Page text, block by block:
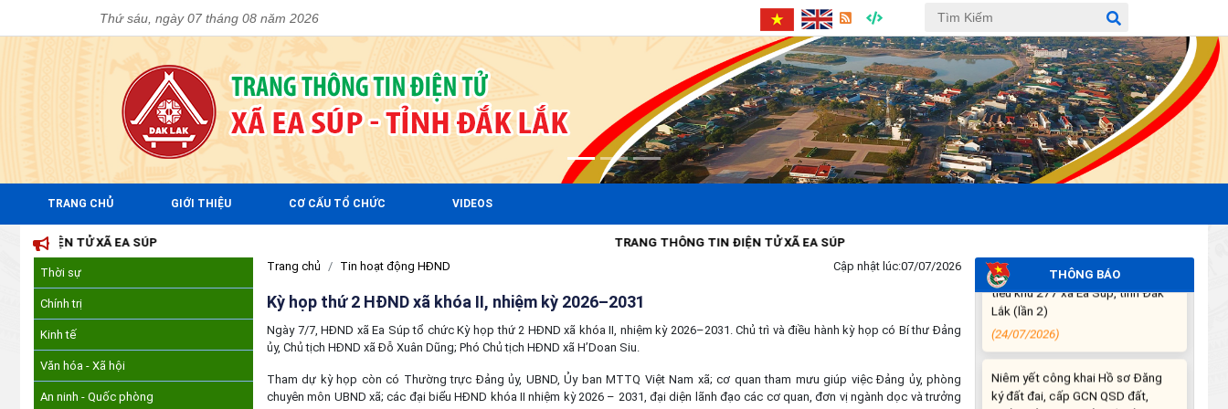
Thứ sáu, ngày 07 tháng 08 năm 2026
TRANG CHỦ GIỚI THIỆU CƠ CẤU TỔ CHỨC VIDEOS
TRANG THÔNG TIN ĐIỆN TỬ XÃ EA SÚP
Thời sự
Chính trị
Kinh tế
Văn hóa - Xã hội
An ninh - Quốc phòng
Trang chủ Tin hoạt động HĐND Cập nhật lúc:07/07/2026
Kỳ họp thứ 2 HĐND xã khóa II, nhiệm kỳ 2026–2031
Ngày 7/7, HĐND xã Ea Súp tổ chức Kỳ họp thứ 2 HĐND xã khóa II, nhiệm kỳ 2026–2031. Chủ trì và điều hành kỳ họp có Bí thư Đảng
ủy, Chủ tịch HĐND xã Đỗ Xuân Dũng; Phó Chủ tịch HĐND xã H’Doan Siu.
Tham dự kỳ họp còn có Thường trực Đảng ủy, UBND, Ủy ban MTTQ Việt Nam xã; cơ quan tham mưu giúp việc Đảng ủy, phòng
chuyên môn UBND xã; các đại biểu HĐND khóa II nhiệm kỳ 2026 – 2031, đại diện lãnh đạo các cơ quan, đơn vị ngành dọc và trưởng
THÔNG BÁO
THÔNG BÁO DỰ KIẾN LỊCH CÔNG
TÁC CỦA THƯỜNG TRỰC HĐND
XÃ VÀ LÃNH ĐẠO UBND XÃ
TUẦN THỨ 30 (từ ngày
27/7/2026 đến ngày
02/8/2026)
(27/07/2026)
THÔNG BÁO: Về việc yêu cầu
Lắk (lần 2)
Niêm yết công khai Hồ sơ Đăng
ký đất đai, cấp GCN QSD đất,
quyền sở hữu tài sản gắn liền với
đất lần đầu của hộ ông Y Chunh
(23/07/2026)